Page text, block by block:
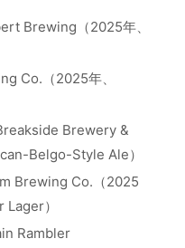
Brewing（2025年、
Co.（2025年、
Brewery &
Belgo-Style Ale）
Brewing Co.（2025
）
Rambler